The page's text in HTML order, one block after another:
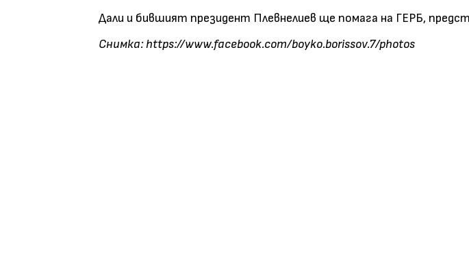
Дали и бившият президент Плевнелиев ще помага на ГЕРБ,
Снимка: https://www.facebook.com/boyko.borissov.7/photos